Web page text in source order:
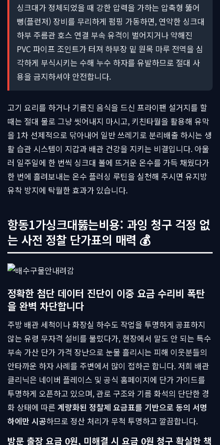
싱크대가 정체되었을 때 강한 압력을 가하는 압축형 뚫어
뻥(플런저) 장비를 무리하게 펌핑 가동하면, 연약한 싱크대
하부 주름관 호스 연결 부속 유격이 벌어지거나 약해진
PVC 파이프 조인트가 터져 하부장 밑 원목 마루 전역을 심
각하게 부식시키는 수해 누수 하자를 유발하므로 절대 사
용을 금지하셔야 안전합니다.
고기 요리를 하거나 기름진 음식을 드신 프라이팬 설거지를 할
때는 절대 물로 그냥 씻어내지 마시고, 키친타월을 활용해 유막
을 1차 선제적으로 닦아내어 일반 쓰레기로 분리배출 하시는 생
활 습관 시스템이 지갑과 배관 건강을 지키는 비결입니다. 아울
러 일주일에 한 번씩 싱크대 볼에 뜨거운 온수를 가득 채웠다가
한 번에 흘려보내는 온수 플러싱 루틴을 실천해 주시면 유지방
유착 방지에 탁월한 효과가 있습니다.
항동1가싱크대뚫는비용: 과잉 청구 걱정 없
는 사전 정찰 단가표의 매력 💰
정확한 첨단 데이터 진단이 이중 요금 수리비 폭탄
을 완벽 차단합니다
주방 배관 세척이나 화장실 하수도 작업을 투명하게 공표하지
않는 유령 무자격 설비를 불렀다가, 현장에서 말도 안 되는 특수
부속 가산 단가 가격 장난으로 눈물 흘리시는 피해 이웃분들의
안타까운 하자 사례를 주변에서 많이 접하곤 합니다. 저희 배관
클리닉은 네이버 플레이스 및 공식 홈페이지에 단가 가이드를
투명하게 오픈하고 있으며, 관로 구조와 기름 화석의 단단한 경
화 상태에 따른 계량화된 정찰제 요금표를 기반으로 동의 서명
하에만 시공하므로 정산 처리가 무척 투명하고 깔끔합니다.
방문 출장 요금 0원, 미해결 시 요금 0원 청구 확실한 책